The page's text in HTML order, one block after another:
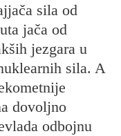
sila od
jača od
jezgara u
sila. A
dovoljno
odbojnu